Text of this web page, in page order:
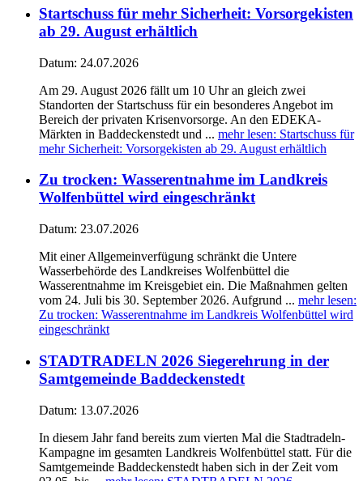
Startschuss für mehr Sicherheit: Vorsorgekisten
ab 29. August erhältlich
Datum: 24.07.2026
Am 29. August 2026 fällt um 10 Uhr an gleich zwei
Standorten der Startschuss für ein besonderes Angebot im
Bereich der privaten Krisenvorsorge. An den EDEKA-
Märkten in Baddeckenstedt und ... mehr lesen: Startschuss für
mehr Sicherheit: Vorsorgekisten ab 29. August erhältlich
Zu trocken: Wasserentnahme im Landkreis
Wolfenbüttel wird eingeschränkt
Datum: 23.07.2026
Mit einer Allgemeinverfügung schränkt die Untere
Wasserbehörde des Landkreises Wolfenbüttel die
Wasserentnahme im Kreisgebiet ein. Die Maßnahmen gelten
vom 24. Juli bis 30. September 2026. Aufgrund ... mehr lesen:
Zu trocken: Wasserentnahme im Landkreis Wolfenbüttel wird
eingeschränkt
STADTRADELN 2026 Siegerehrung in der
Samtgemeinde Baddeckenstedt
Datum: 13.07.2026
In diesem Jahr fand bereits zum vierten Mal die Stadtradeln-
Kampagne im gesamten Landkreis Wolfenbüttel statt. Für die
Samtgemeinde Baddeckenstedt haben sich in der Zeit vom